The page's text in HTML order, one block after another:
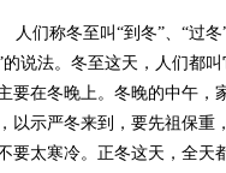
人们称冬至叫“到冬”、“过
的说法。冬至这天，人们都
要在冬晚上。冬晚的中午，
以示严冬来到，要先祖保重
要太寒冷。正冬这天，全天